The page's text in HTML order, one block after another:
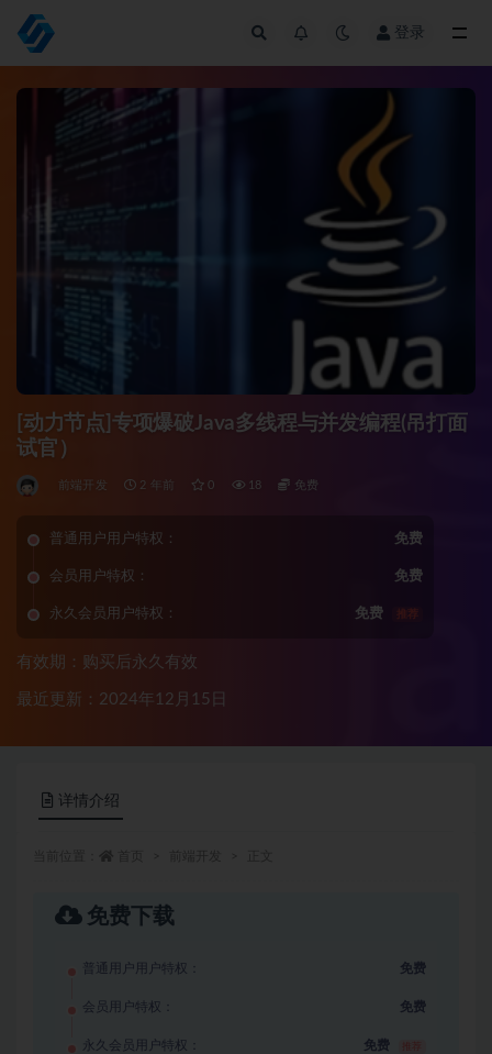
登录
[动力节点]专项爆破Java多线程与并发编程(吊打面
试官）
前端开发 2 年前 0 18 免费
普通用户用户特权： 免费
会员用户特权： 免费
永久会员用户特权： 免费 推荐
有效期：购买后永久有效
最近更新：2024年12月15日
详情介绍
免费下载
普通用户用户特权： 免费
会员用户特权： 免费
永久会员用户特权： 免费